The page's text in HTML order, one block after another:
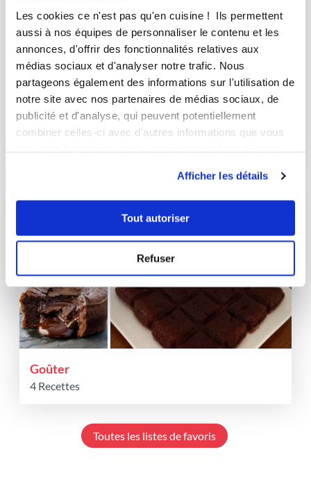
Les cookies ce n'est pas qu'en cuisine ! Ils permettent
aussi à nos équipes de personnaliser le contenu et les
annonces, d'offrir des fonctionnalités relatives aux
médias sociaux et d'analyser notre trafic. Nous
partageons également des informations sur l'utilisation de
notre site avec nos partenaires de médias sociaux, de
publicité et d'analyse, qui peuvent potentiellement
combiner celles-ci avec d'autres informations que vous
Afficher les détails
Tout autoriser
Refuser
Apéritifs
Goûter
4 Recettes
Toutes les listes de favoris